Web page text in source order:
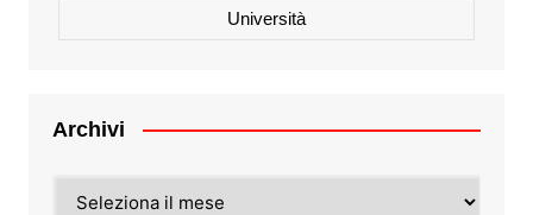
Università
Archivi